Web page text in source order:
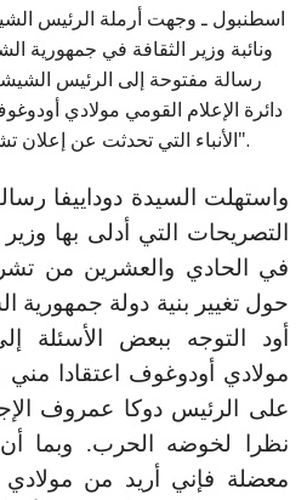
اسطنبول ـ وجهت أرملة الرئيس
ونائبة وزير الثقافة في جمهورية
رسالة مفتوحة إلى الرئيس
دائرة الإعلام القومي مولادي
الأنباء التي تحدثت عن إعلان تشكيل "إمارة شمال القفقاس".
واستهلت السيدة دوداييفا
التصريحات التي أدلى بها
في الحادي والعشرين من
حول تغيير بنية دولة جمهورية
أود التوجه ببعض الأسئلة
مولادي أودوغوف اعتقادا
على الرئيس دوكا عمروف
نظرا لخوضه الحرب. وبما
معضلة فإني أريد من